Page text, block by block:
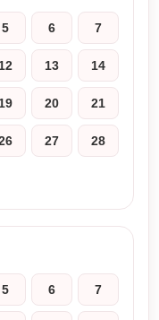
5 6 7
12 13 14
19 20 21
27 28
5 6 7